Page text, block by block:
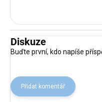
Diskuze
Buďte první, kdo napíše
Přidat komentář